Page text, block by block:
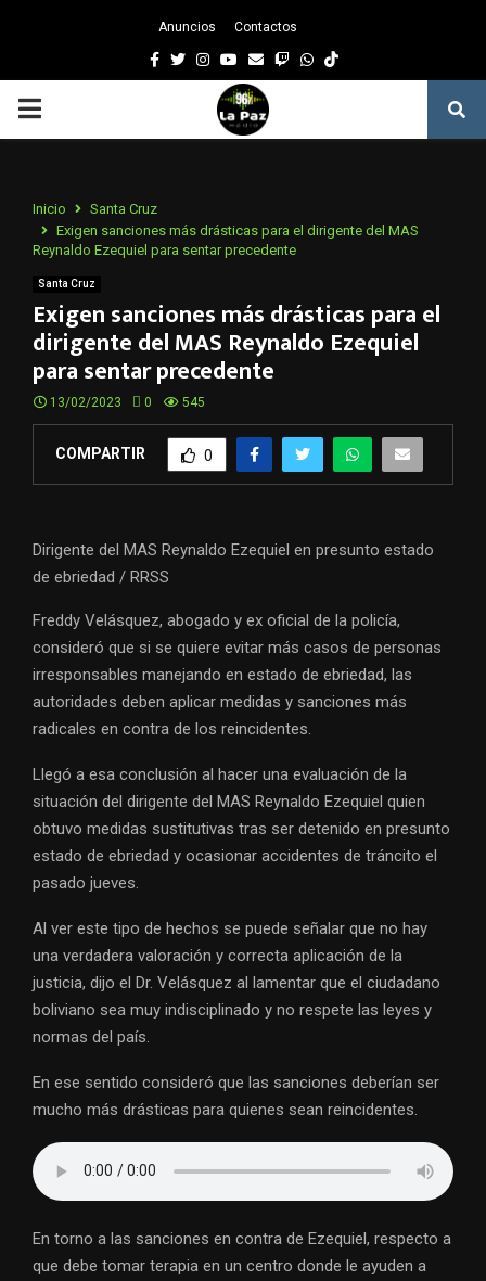
Anuncios Contactos
Facebook
TwitterInstagram
Youtube
EmailTwitchWhatsapp
PRIMARY
Inicio
Santa Cruz
Exigen sanciones más drásticas para el dirigente del MAS
Reynaldo Ezequiel para sentar precedente
Santa Cruz
Exigen sanciones más drásticas para el
dirigente del MAS Reynaldo Ezequiel
para sentar precedente
13/02/2023 0 545
COMPARTIR 0
Dirigente del MAS Reynaldo Ezequiel en presunto estado
de ebriedad / RRSS
Freddy Velásquez, abogado y ex oficial de la policía,
consideró que si se quiere evitar más casos de personas
irresponsables manejando en estado de ebriedad, las
autoridades deben aplicar medidas y sanciones más
radicales en contra de los reincidentes.
Llegó a esa conclusión al hacer una evaluación de la
situación del dirigente del MAS Reynaldo Ezequiel quien
obtuvo medidas sustitutivas tras ser detenido en presunto
estado de ebriedad y ocasionar accidentes de tráncito el
pasado jueves.
Al ver este tipo de hechos se puede señalar que no hay
una verdadera valoración y correcta aplicación de la
justicia, dijo el Dr. Velásquez al lamentar que el ciudadano
boliviano sea muy indisciplinado y no respete las leyes y
normas del país.
En ese sentido consideró que las sanciones deberían ser
mucho más drásticas para quienes sean reincidentes.
En torno a las sanciones en contra de Ezequiel, respecto a
que debe tomar terapia en un centro donde le ayuden a